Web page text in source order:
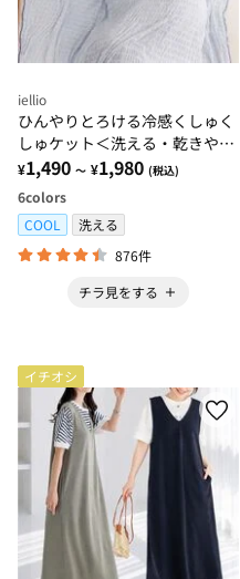
iellio
ひんやりとろける冷感くしゅく
しゅケット＜洗える・乾きやす
い・冷房対策・ハーフ・シング
ル・肌掛け＞
¥1,490 ～ ¥1,980 (税込)
6colors
COOL
洗える
876件
チラ見をする
イチオシ